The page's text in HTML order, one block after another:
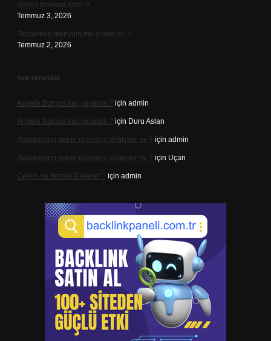
Anjina tehlikeli midir ?
Temmuz 3, 2026
Tencerede titanyum mu granit mi ?
Temmuz 2, 2026
Son yorumlar
Angela Burgos kaç yaşında ? için admin
Angela Burgos kaç yaşında ? için Duru Aslan
Adaptasyon genin işleyişini değiştirir mi ? için admin
Adaptasyon genin işleyişini değiştirir mi ? için Uçan
Ceylin ne demek Diyanet ? için admin